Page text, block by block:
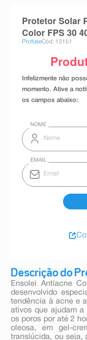
Descrição do
Ensolei Antiacne
desenvolvido
tendência à acne e
ativos que ajudam a
os poros por até 2
oleosa, em gel-
translúcida, ou seja,
Protetor Solar
Color FPS 30
ProfuseCód: 13151
absorvente
10º shampoo